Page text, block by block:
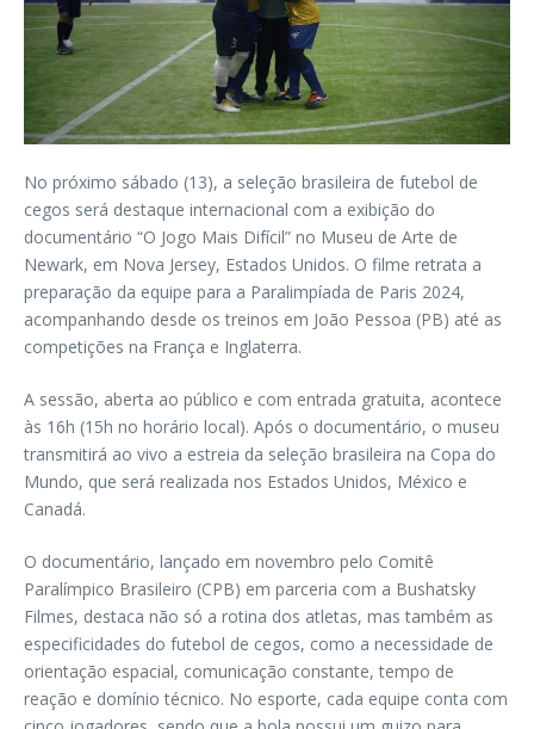
No próximo sábado (13), a seleção brasileira de futebol de
cegos será destaque internacional com a exibição do
documentário “O Jogo Mais Difícil” no Museu de Arte de
Newark, em Nova Jersey, Estados Unidos. O filme retrata a
preparação da equipe para a Paralimpíada de Paris 2024,
acompanhando desde os treinos em João Pessoa (PB) até as
competições na França e Inglaterra.
A sessão, aberta ao público e com entrada gratuita, acontece
às 16h (15h no horário local). Após o documentário, o museu
transmitirá ao vivo a estreia da seleção brasileira na Copa do
Mundo, que será realizada nos Estados Unidos, México e
Canadá.
O documentário, lançado em novembro pelo Comitê
Paralímpico Brasileiro (CPB) em parceria com a Bushatsky
Filmes, destaca não só a rotina dos atletas, mas também as
especificidades do futebol de cegos, como a necessidade de
orientação espacial, comunicação constante, tempo de
reação e domínio técnico. No esporte, cada equipe conta com